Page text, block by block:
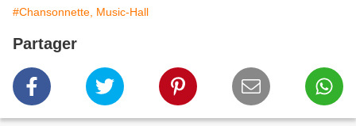
#Chansonnette, Music-Hall
Partager